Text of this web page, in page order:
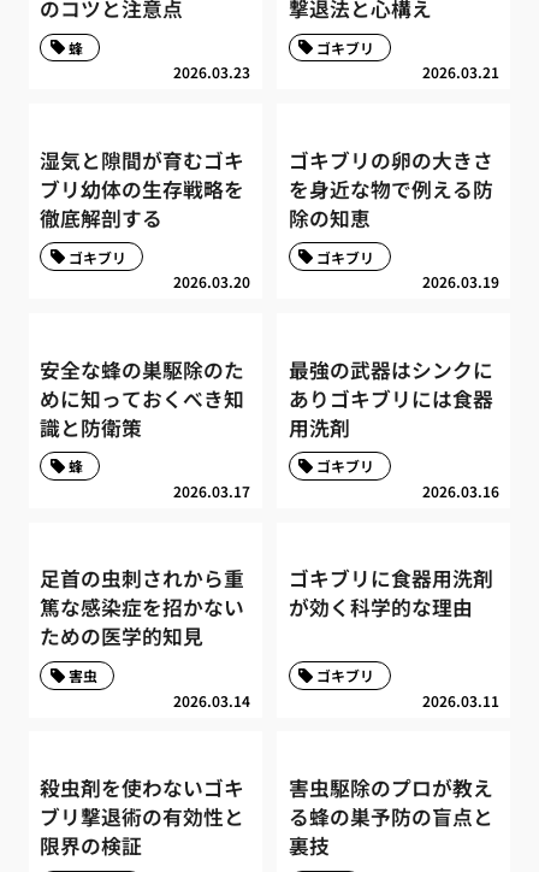
のコツと注意点
2026.03.23
蜂
撃退法と心構え
2026.03.21
ゴキブリ
湿気と隙間が育むゴキ
ブリ幼体の生存戦略を
徹底解剖する
2026.03.20
ゴキブリ
ゴキブリの卵の大きさ
を身近な物で例える防
除の知恵
2026.03.19
ゴキブリ
安全な蜂の巣駆除のた
めに知っておくべき知
識と防衛策
2026.03.17
蜂
最強の武器はシンクに
ありゴキブリには食器
用洗剤
2026.03.16
ゴキブリ
足首の虫刺されから重
篤な感染症を招かない
ための医学的知見
2026.03.14
害虫
ゴキブリに食器用洗剤
が効く科学的な理由
2026.03.11
ゴキブリ
殺虫剤を使わないゴキ
ブリ撃退術の有効性と
限界の検証
害虫駆除のプロが教え
る蜂の巣予防の盲点と
裏技